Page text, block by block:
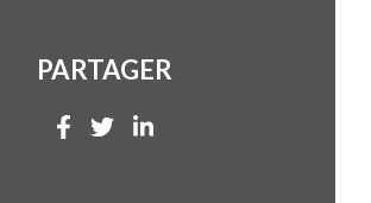
PARTAGER